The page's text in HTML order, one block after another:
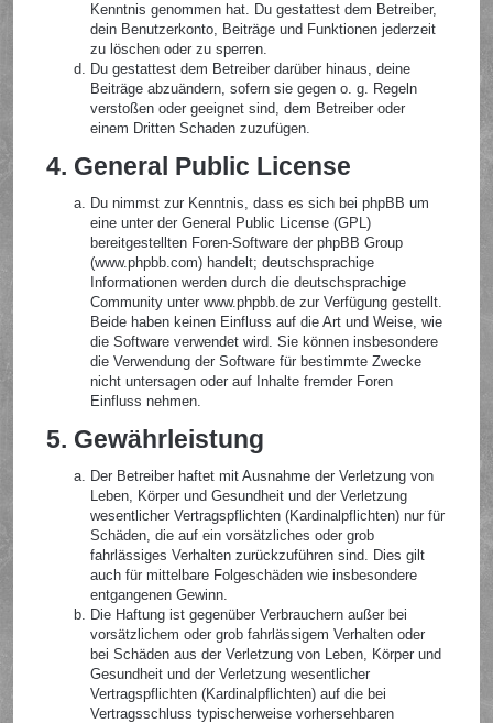
Kenntnis genommen hat. Du gestattest dem Betreiber,
dein Benutzerkonto, Beiträge und Funktionen jederzeit
zu löschen oder zu sperren.
Du gestattest dem Betreiber darüber hinaus, deine
Beiträge abzuändern, sofern sie gegen o. g. Regeln
verstoßen oder geeignet sind, dem Betreiber oder
einem Dritten Schaden zuzufügen.
4. General Public License
Du nimmst zur Kenntnis, dass es sich bei phpBB um
eine unter der General Public License (GPL)
bereitgestellten Foren-Software der phpBB Group
(www.phpbb.com) handelt; deutschsprachige
Informationen werden durch die deutschsprachige
Community unter www.phpbb.de zur Verfügung gestellt.
Beide haben keinen Einfluss auf die Art und Weise, wie
die Software verwendet wird. Sie können insbesondere
die Verwendung der Software für bestimmte Zwecke
nicht untersagen oder auf Inhalte fremder Foren
Einfluss nehmen.
5. Gewährleistung
Der Betreiber haftet mit Ausnahme der Verletzung von
Leben, Körper und Gesundheit und der Verletzung
wesentlicher Vertragspflichten (Kardinalpflichten) nur für
Schäden, die auf ein vorsätzliches oder grob
fahrlässiges Verhalten zurückzuführen sind. Dies gilt
auch für mittelbare Folgeschäden wie insbesondere
entgangenen Gewinn.
Die Haftung ist gegenüber Verbrauchern außer bei
vorsätzlichem oder grob fahrlässigem Verhalten oder
bei Schäden aus der Verletzung von Leben, Körper und
Gesundheit und der Verletzung wesentlicher
Vertragspflichten (Kardinalpflichten) auf die bei
Vertragsschluss typischerweise vorhersehbaren